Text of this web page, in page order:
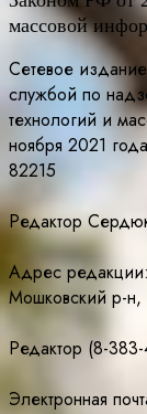
массовой
Сетевое
службой по
технологий и
ноября 2021
82215
Редактор
Адрес
Мошковский р-
Редактор (8-
Электронная